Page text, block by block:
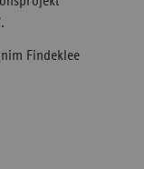
Findeklee